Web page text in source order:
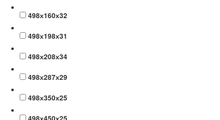
498х160х32
498х198х31
498х208х34
498х287х29
498х350х25
498х450х25